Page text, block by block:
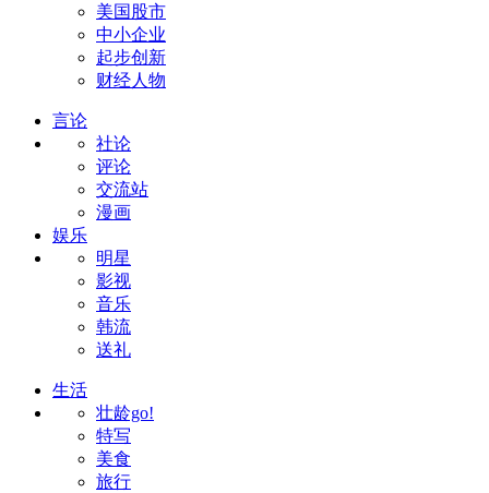
美国股市
中小企业
起步创新
财经人物
言论
社论
评论
交流站
漫画
娱乐
明星
影视
音乐
韩流
送礼
生活
壮龄go!
特写
美食
旅行